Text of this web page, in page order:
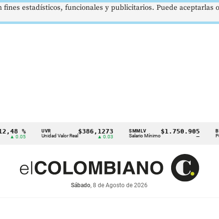
UVR
Unidad Valor Real
$386,1273
▲ 0.03
SMMLV
Salario Mínimo
$1.750.905 BRENT
Petróleo
Sábado, 8 de Agosto de 2026
estadísticos, funcionales y publicitarios. Puede aceptarlas